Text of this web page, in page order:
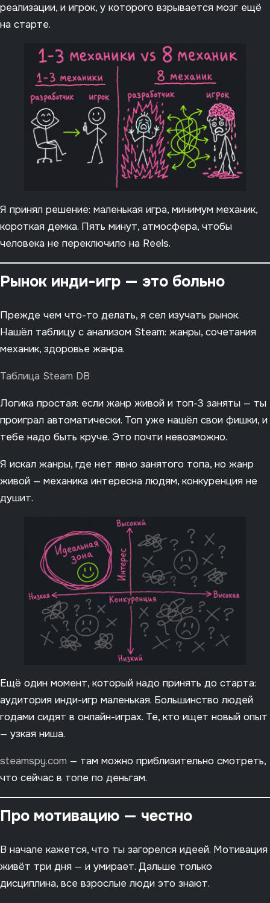
реализации, и игрок, у которого взрывается мозг ещё
на старте.
Я принял решение: маленькая игра, минимум механик,
короткая демка. Пять минут, атмосфера, чтобы
человека не переключило на Reels.
Рынок инди-игр — это больно
Прежде чем что-то делать, я сел изучать рынок.
Нашёл таблицу с анализом Steam: жанры, сочетания
механик, здоровье жанра.
Таблица Steam DB
Логика простая: если жанр живой и топ-3 заняты — ты
проиграл автоматически. Топ уже нашёл свои фишки, и
тебе надо быть круче. Это почти невозможно.
Я искал жанры, где нет явно занятого топа, но жанр
живой — механика интересна людям, конкуренция не
душит.
Ещё один момент, который надо принять до старта:
аудитория инди-игр маленькая. Большинство людей
годами сидят в онлайн-играх. Те, кто ищет новый опыт
— узкая ниша.
steamspy.com — там можно приблизительно смотреть,
что сейчас в топе по деньгам.
Про мотивацию — честно
В начале кажется, что ты загорелся идеей. Мотивация
живёт три дня — и умирает. Дальше только
дисциплина, все взрослые люди это знают.